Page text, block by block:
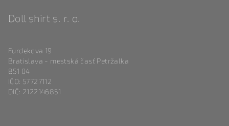
Doll shirt s. r. o.
Furdekova 19
Bratislava - mestská časť Petržalka
851 04
IČO: 57727112
DIČ: 2122146851